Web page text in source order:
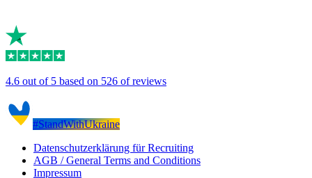
4.6 out of 5 based on 526 of reviews
#StandWithUkraine
Datenschutzerklärung für Recruiting
AGB / General Terms and Conditions
Impressum